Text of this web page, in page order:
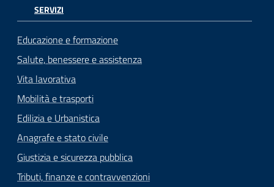
SERVIZI
Educazione e formazione
Salute, benessere e assistenza
Vita lavorativa
Mobilità e trasporti
Edilizia e Urbanistica
Anagrafe e stato civile
Giustizia e sicurezza pubblica
Tributi, finanze e contravvenzioni